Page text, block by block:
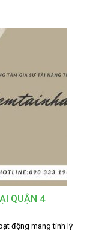
QUẬN 4
động mang tính lý